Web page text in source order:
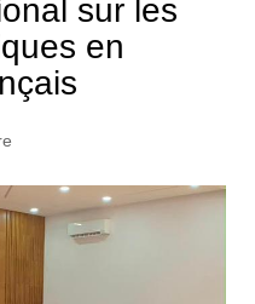
sur les
en